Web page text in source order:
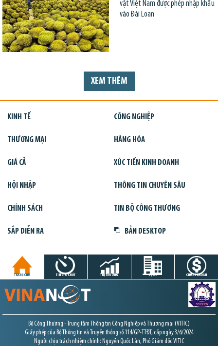
vật Việt Nam được phép nhập khẩu
vào Đài Loan
XEM THÊM
KINH TẾ CÔNG NGHIỆP
THƯƠNG MẠI HÀNG HÓA
GIÁ CẢ XÚC TIẾN KINH DOANH
HỘI NHẬP THÔNG TIN CHUYÊN SÂU
CHÍNH SÁCH TIN BỘ CÔNG THƯƠNG
SẮP DIỄN RA BẢN DESKTOP
TRANG CHỦ TIN GIỜ CHÓT THỊ TRƯỜNG DỰ ÁN CHỨNG KHOÁN
Bộ Công Thương - Trung tâm Thông tin Công Nghiệp và Thương mại (VITIC)
Giấy phép của Bộ Thông tin và Truyền thông số 114/GP-TTĐT, cấp ngày 3/6/2024
Người chịu trách nhiệm chính: Nguyễn Quốc Lân, Phó Giám đốc VITIC